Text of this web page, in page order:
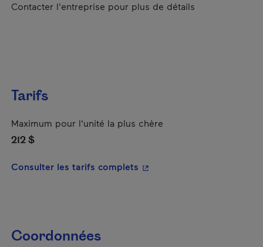
Contacter l'entreprise pour plus de détails
Tarifs
Maximum pour l'unité la plus chère
212 $
Consulter les tarifs complets - Cet hyperlien s'ouvrira
Coordonnées